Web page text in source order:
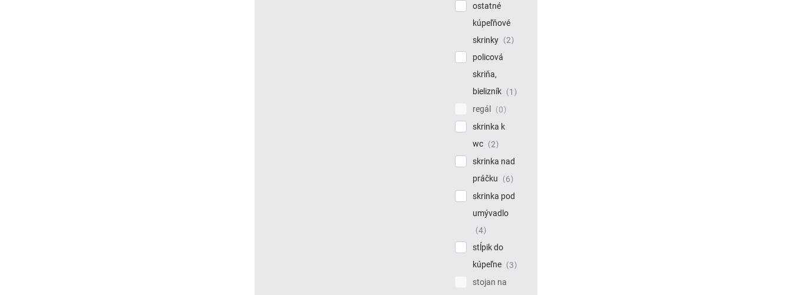
ostatné
kúpeľňové
skrinky
2
policová
skriňa,
bielizník
1
regál
0
skrinka k
wc
2
skrinka nad
práčku
6
skrinka pod
umývadlo
4
stĺpik do
kúpeľne
3
stojan na